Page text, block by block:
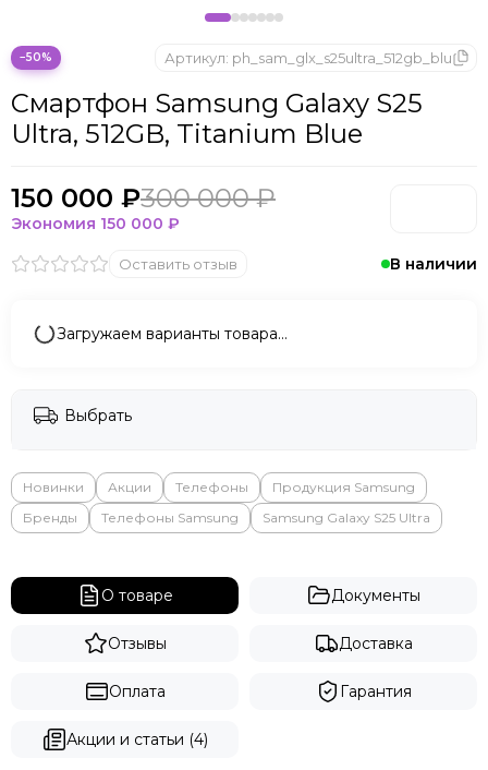
ONYX BOOX
Oukitel
Pico
POCO
Sony
Whoop
ZTE
−50%
В наличии
Смартфон Samsung Galaxy S25
Ultra, 512GB, Titanium Blue
Артикул: ph_sam_glx_s25ultra_512gb_blu
Оставить отзыв
150 000 ₽300 000 ₽
Экономия 150 000 ₽
Загружаем варианты товара…
Выбрать
Новинки Акции Телефоны
Продукция Samsung
Бренды
Телефоны Samsung Samsung Galaxy S25 Ultra
О товаре Документы
Отзывы Доставка
Оплата Гарантия
Акции и статьи (4)